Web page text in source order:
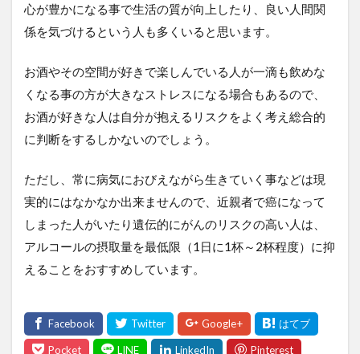
心が豊かになる事で生活の質が向上したり、良い人間関
係を気づけるという人も多くいると思います。
お酒やその空間が好きで楽しんでいる人が一滴も飲めな
くなる事の方が大きなストレスになる場合もあるので、
お酒が好きな人は自分が抱えるリスクをよく考え総合的
に判断をするしかないのでしょう。
ただし、常に病気におびえながら生きていく事などは現
実的にはなかなか出来ませんので、近親者で癌になって
しまった人がいたり遺伝的にがんのリスクの高い人は、
アルコールの摂取量を最低限（1日に1杯～2杯程度）に抑
えることをおすすめしています。